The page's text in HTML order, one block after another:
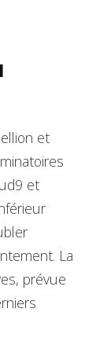
et
et
La
prévue